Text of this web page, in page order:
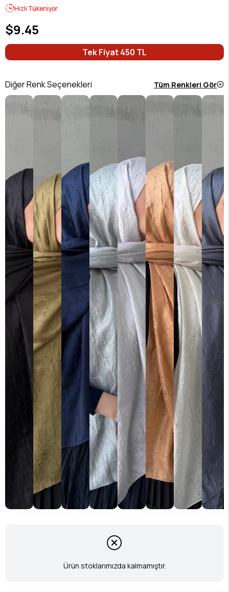
Hızlı Tükeniyor
$9.45
Tek Fiyat 450 TL
Diğer Renk Seçenekleri Tüm Renkleri Gör
Tükendi
Ürün stoklarımızda kalmamıştır.